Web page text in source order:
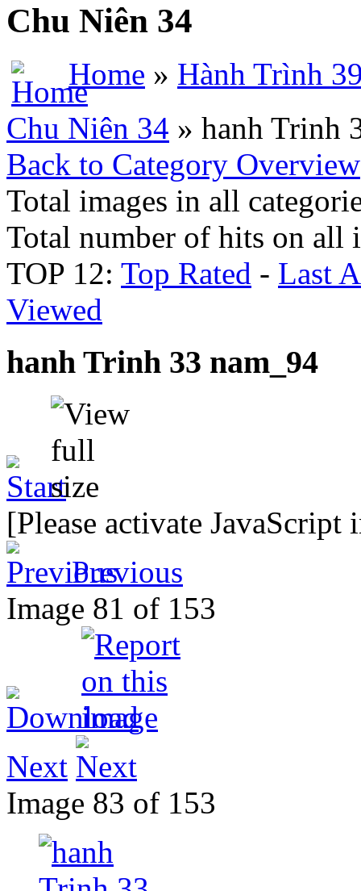
Chu Niên 34
Home » Hành Trình
Chu Niên 34 » hanh Trinh
Back to Category Overview
Total images in all
Total number of hits on all
TOP 12: Top Rated - Last
Viewed
hanh Trinh 33 nam_94
[Please activate
Previous
Image 81 of 153
Next
Image 83 of 153